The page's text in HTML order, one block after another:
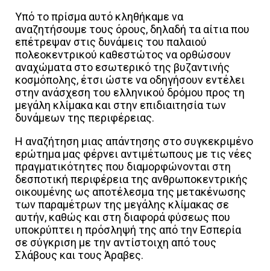
Υπό το πρίσμα αυτό κληθήκαμε να
αναζητήσουμε τους όρους, δηλαδή τα αίτια που
επέτρεψαν στις δυνάμεις του παλαιού
πολεοκεντρικού καθεστώτος να ορθώσουν
αναχώματα στο εσωτερικό της βυζαντινής
κοσμόπολης, έτσι ώστε να οδηγήσουν εντέλει
στην ανάσχεση του ελληνικού δρόμου προς τη
μεγάλη κλίμακα και στην επιδιαιτησία των
δυνάμεων της περιφέρειας.
Η αναζήτηση μιας απάντησης στο συγκεκριμένο
ερώτημα μας φέρνει αντιμέτωπους με τις νέες
πραγματικότητες που διαμορφώνονται στη
δεσποτική περιφέρεια της ανθρωποκεντρικής
οικουμένης ως αποτέλεσμα της μετακένωσης
των παραμέτρων της μεγάλης κλίμακας σε
αυτήν, καθώς και στη διαφορά φύσεως που
υποκρύπτει η πρόσληψή της από την Εσπερία
σε σύγκριση με την αντίστοιχη από τους
Σλάβους και τους Άραβες.